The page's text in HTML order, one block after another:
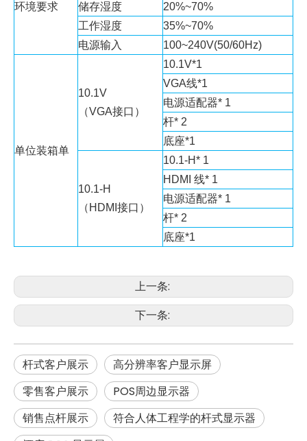
环境要求
储存湿度
20%~70%
工作湿度
35%~70%
电源输入
100~240V(50/60Hz)
单位装箱单
10.1V
（VGA接口）
10.1V*1
VGA线*1
电源适配器* 1
杆* 2
底座*1
10.1-H
（HDMI接口）
10.1-H* 1
HDMI 线* 1
电源适配器* 1
杆* 2
底座*1
上一条:
下一条:
杆式客户展示
高分辨率客户显示屏
零售客户展示
POS周边显示器
销售点杆展示
符合人体工程学的杆式显示器